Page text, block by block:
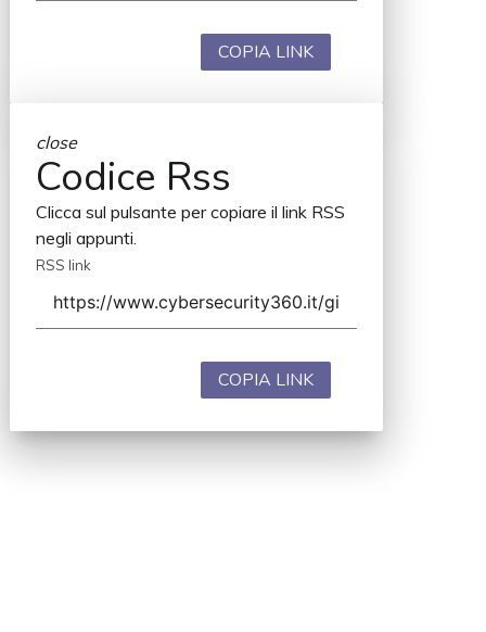
COPIA LINK
close
Codice Rss
Clicca sul pulsante per copiare il link RSS
negli appunti.
RSS link
COPIA LINK